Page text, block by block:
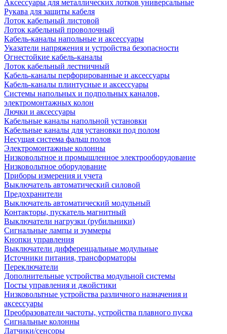
Аксессуары для металлических лотков универсальные
Рукава для защиты кабеля
Лоток кабельный листовой
Лоток кабельный проволочный
Кабель-каналы напольные и аксессуары
Указатели напряжения и устройства безопасности
Огнестойкие кабель-каналы
Лоток кабельный лестничный
Кабель-каналы перфорированные и аксессуары
Кабель-каналы плинтусные и аксессуары
Системы напольных и подпольных каналов,
электромонтажных колон
Лючки и аксессуары
Кабельные каналы напольной установки
Кабельные каналы для установки под полом
Несущая система фальш полов
Электромонтажные колонны
Низковольтное и промышленное электрооборудование
Низковольтное оборудование
Приборы измерения и учета
Выключатель автоматический силовой
Предохранители
Выключатель автоматический модульный
Контакторы, пускатель магнитный
Выключатели нагрузки (рубильники)
Сигнальные лампы и зуммеры
Кнопки управления
Выключатели дифференцальные модульные
Источники питания, трансформаторы
Переключатели
Дополнительные устройства модульной системы
Посты управления и джойстики
Низковольтные устройства различного назначения и
аксессуары
Преобразователи частоты, устройства плавного пуска
Сигнальные колонны
Датчики/сенсоры